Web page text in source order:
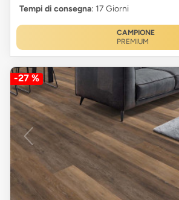
Tempi di consegna: 17 Giorni
CAMPIONE
PREMIUM
-27 %